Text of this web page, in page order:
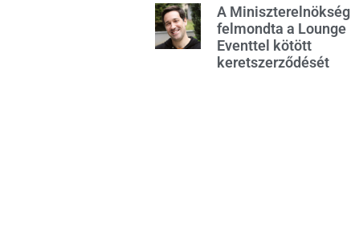
A Miniszterelnökség
felmondta a Lounge
Eventtel kötött
keretszerződését